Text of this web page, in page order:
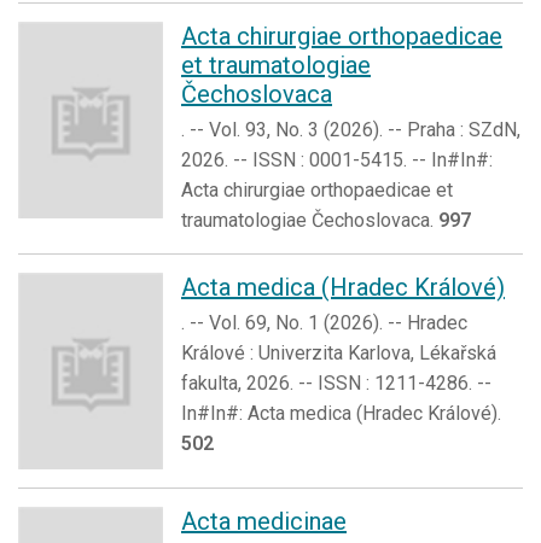
Acta chirurgiae orthopaedicae
et traumatologiae
Čechoslovaca
. -- Vol. 93, No. 3 (2026). -- Praha : SZdN,
2026. -- ISSN : 0001-5415. -- In#In#:
Acta chirurgiae orthopaedicae et
traumatologiae Čechoslovaca. 997
Acta medica (Hradec Králové)
. -- Vol. 69, No. 1 (2026). -- Hradec
Králové : Univerzita Karlova, Lékařská
fakulta, 2026. -- ISSN : 1211-4286. --
In#In#: Acta medica (Hradec Králové).
502
Acta medicinae